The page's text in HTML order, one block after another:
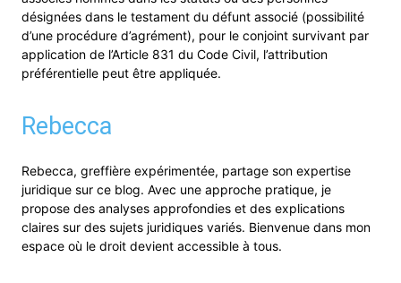
désignées dans le testament du défunt associé (possibilité
d’une procédure d’agrément), pour le conjoint survivant par
application de l’Article 831 du Code Civil, l’attribution
préférentielle peut être appliquée.
Rebecca
Rebecca, greffière expérimentée, partage son expertise
juridique sur ce blog. Avec une approche pratique, je
propose des analyses approfondies et des explications
claires sur des sujets juridiques variés. Bienvenue dans mon
espace où le droit devient accessible à tous.